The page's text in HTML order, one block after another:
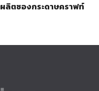
ผลิตซองกระดาษคราฟท์